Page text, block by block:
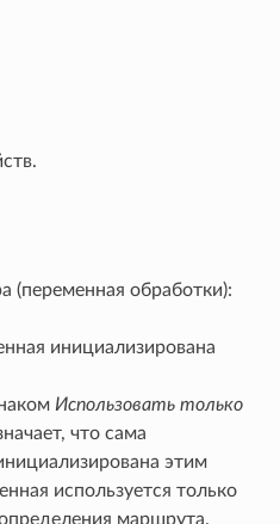
(переменная обработки):
инициализирована
Использовать только
что сама
этим
используется только
маршрута.